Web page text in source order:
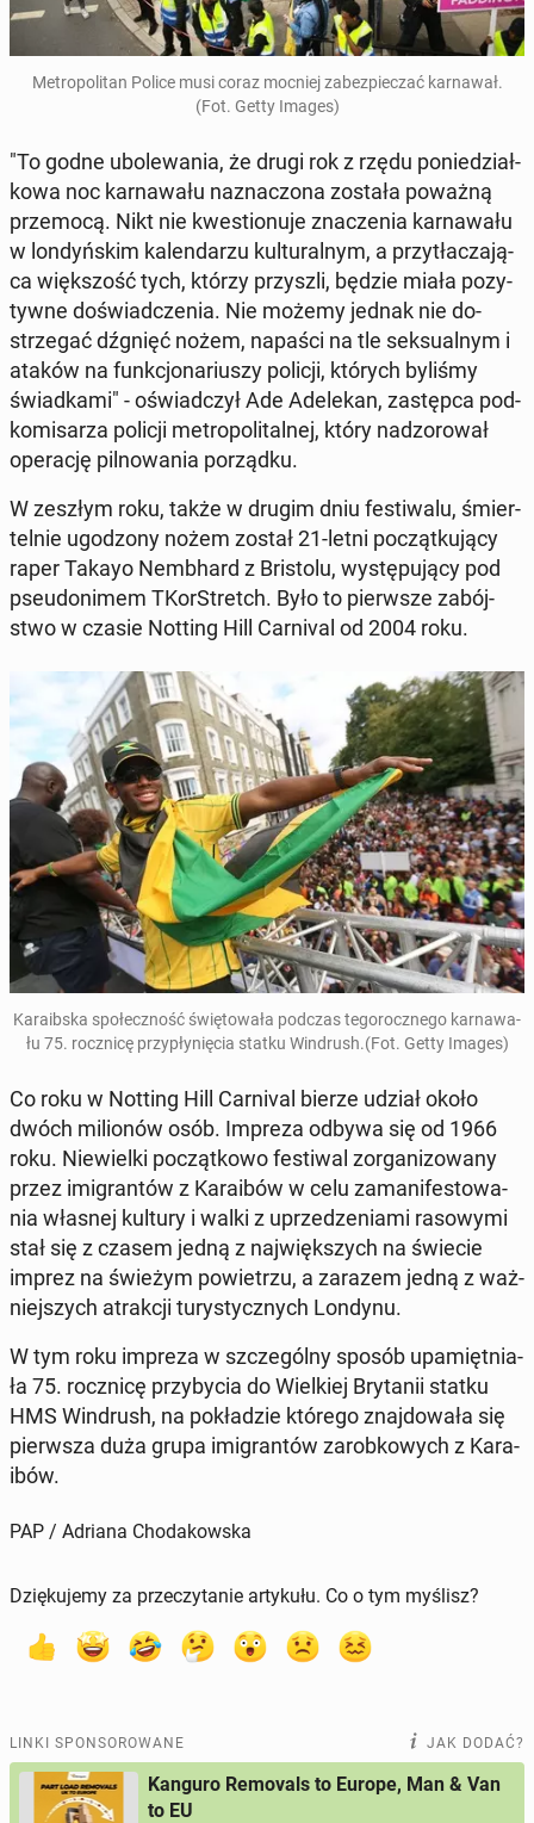
Me­tro­po­li­tan Police musi coraz mocniej za­bez­pie­czać kar­na­wał.
(Fot. Getty Images)
"To godne ubo­le­wa­nia, że drugi rok z rzędu po­nie­dział­
ko­wa noc kar­na­wa­łu na­zna­czo­na została poważną
prze­mo­cą. Nikt nie kwe­stio­nu­je zna­cze­nia kar­na­wa­łu
w lon­dyń­skim ka­len­da­rzu kul­tu­ral­nym, a przy­tła­cza­ją­
ca więk­szość tych, którzy przy­szli, będzie miała po­zy­
tyw­ne do­świad­cze­nia. Nie możemy jednak nie do­
strze­gać dźgnięć nożem, napaści na tle sek­su­al­nym i
ataków na funk­cjo­na­riu­szy policji, których byliśmy
świad­ka­mi" - oświad­czył Ade Ade­le­kan, za­stęp­ca pod­
ko­mi­sa­rza policji me­tro­po­li­tal­nej, który nad­zo­ro­wał
ope­ra­cję pil­no­wa­nia po­rząd­ku.
W zeszłym roku, także w drugim dniu fe­sti­wa­lu, śmier­
tel­nie ugo­dzo­ny nożem został 21-letni po­cząt­ku­ją­cy
raper Takayo Nem­bhard z Bri­sto­lu, wy­stę­pu­ją­cy pod
pseu­do­ni­mem TKor­Stretch. Było to pierw­sze za­bój­
stwo w czasie Notting Hill Car­ni­val od 2004 roku.
Ka­ra­ib­ska spo­łecz­ność świę­to­wa­ła podczas te­go­rocz­ne­go kar­na­wa­
łu 75. rocz­ni­cę przy­pły­nię­cia statku Win­drush.(Fot. Getty Images)
Co roku w Notting Hill Car­ni­val bierze udział około
dwóch mi­lio­nów osób. Impreza odbywa się od 1966
roku. Nie­wiel­ki po­cząt­ko­wo fe­sti­wal zor­ga­ni­zo­wa­ny
przez imi­gran­tów z Ka­ra­ibów w celu za­ma­ni­fe­sto­wa­
nia własnej kultury i walki z uprze­dze­nia­mi ra­so­wy­mi
stał się z czasem jedną z naj­więk­szych na świecie
imprez na świeżym po­wie­trzu, a zarazem jedną z waż­
niej­szych atrak­cji tu­ry­stycz­nych Londynu.
W tym roku impreza w szcze­gól­ny sposób upa­mięt­nia­
ła 75. rocz­ni­cę przy­by­cia do Wiel­kiej Bry­ta­nii statku
HMS Win­drush, na po­kła­dzie którego znaj­do­wa­ła się
pierw­sza duża grupa imi­gran­tów za­rob­ko­wych z Ka­ra­
ibów.
PAP / Adriana Chodakowska
Dziękujemy za przeczytanie artykułu. Co o tym myślisz?
LINKI SPONSOROWANE JAK DODAĆ?
Kanguro Removals to Europe, Man & Van
to EU